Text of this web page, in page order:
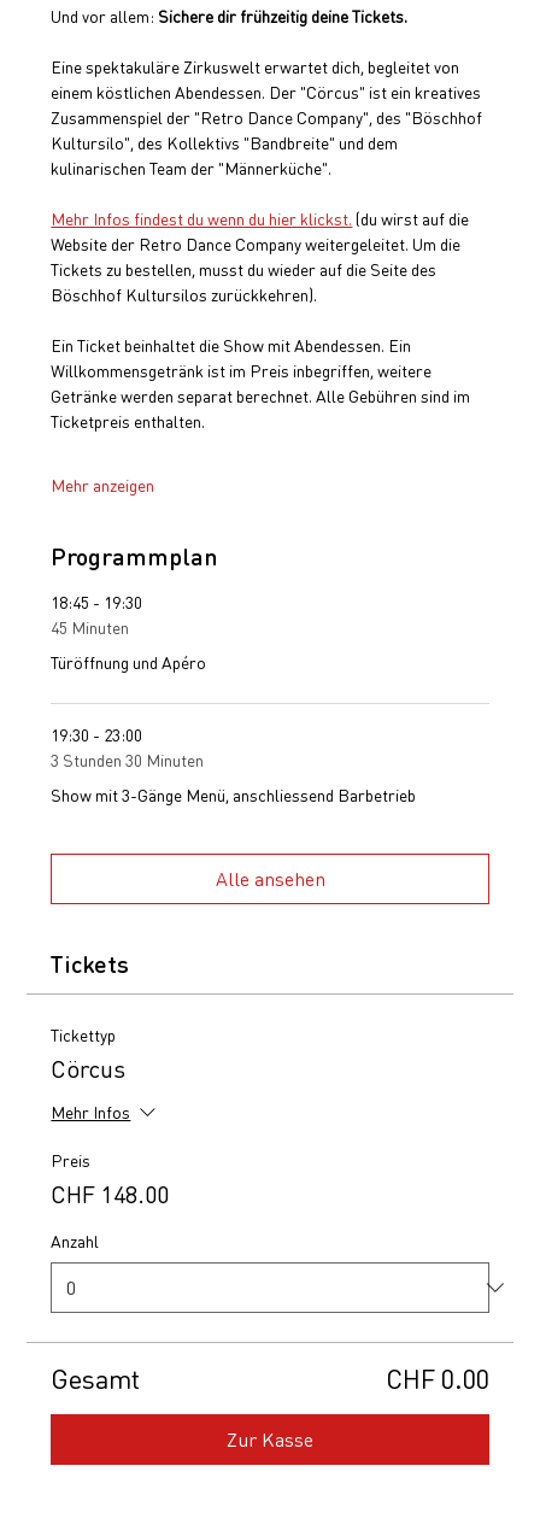
Und vor allem: Sichere dir frühzeitig deine Tickets.
Eine spektakuläre Zirkuswelt erwartet dich, begleitet von
einem köstlichen Abendessen. Der "Cörcus" ist ein kreatives
Zusammenspiel der "Retro Dance Company", des "Böschhof
Kultursilo", des Kollektivs "Bandbreite" und dem
kulinarischen Team der "Männerküche".
Mehr Infos findest du wenn du hier klickst. (du wirst auf die
Website der Retro Dance Company weitergeleitet. Um die
Tickets zu bestellen, musst du wieder auf die Seite des
Böschhof Kultursilos zurückkehren).
Ein Ticket beinhaltet die Show mit Abendessen. Ein
Willkommensgetränk ist im Preis inbegriffen, weitere
Getränke werden separat berechnet. Alle Gebühren sind im
Ticketpreis enthalten.
Mehr anzeigen
Programmplan
18:45 - 19:30
45 Minuten
Türöffnung und Apéro
19:30 - 23:00
3 Stunden 30 Minuten
Show mit 3-Gänge Menü, anschliessend Barbetrieb
Alle ansehen
Tickets
Tickettyp
Cörcus
Mehr Infos
Preis
CHF 148.00
Anzahl
Gesamt CHF 0.00
Zur Kasse